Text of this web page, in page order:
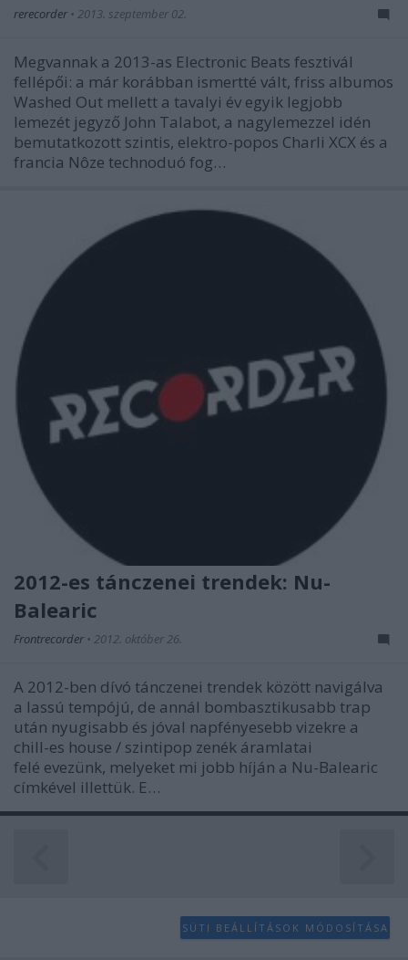
rerecorder • 2013. szeptember 02.
Megvannak a 2013-as Electronic Beats fesztivál
fellépői: a már korábban ismertté vált, friss albumos
Washed Out mellett a tavalyi év egyik legjobb
lemezét jegyző John Talabot, a nagylemezzel idén
bemutatkozott szintis, elektro-popos Charli XCX és a
francia Nôze technoduó fog…
2012-es tánczenei trendek: Nu-
Balearic
Frontrecorder • 2012. október 26.
A 2012-ben dívó tánczenei trendek között navigálva
a lassú tempójú, de annál bombasztikusabb trap
után nyugisabb és jóval napfényesebb vizekre a
chill-es house / szintipop zenék áramlatai
felé evezünk, melyeket mi jobb híján a Nu-Balearic
címkével illettük. E…
SÜTI BEÁLLÍTÁSOK MÓDOSÍTÁSA